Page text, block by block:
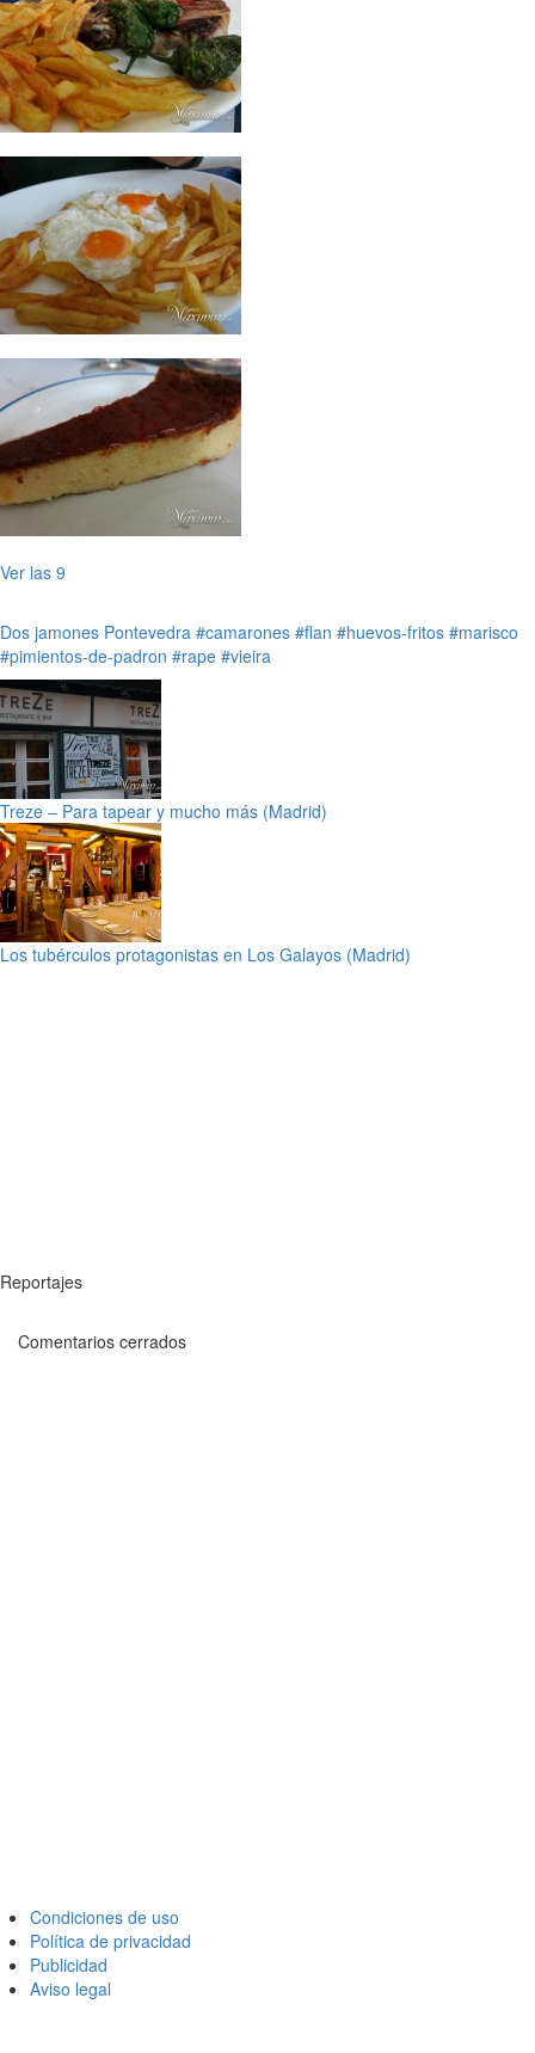
Ver las 9
Dos jamones Pontevedra #camarones #flan #huevos-fritos #marisco
#pimientos-de-padron #rape #vieira
Treze – Para tapear y mucho más (Madrid)
Los tubérculos protagonistas en Los Galayos (Madrid)
Reportajes
Comentarios cerrados
Condiciones de uso
Política de privacidad
Publicidad
Aviso legal